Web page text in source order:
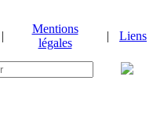
|
Mentions
légales
| Liens